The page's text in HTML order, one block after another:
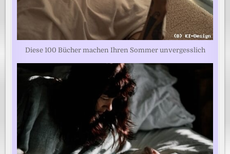
Diese 100 Bücher machen Ihren Sommer unvergesslich